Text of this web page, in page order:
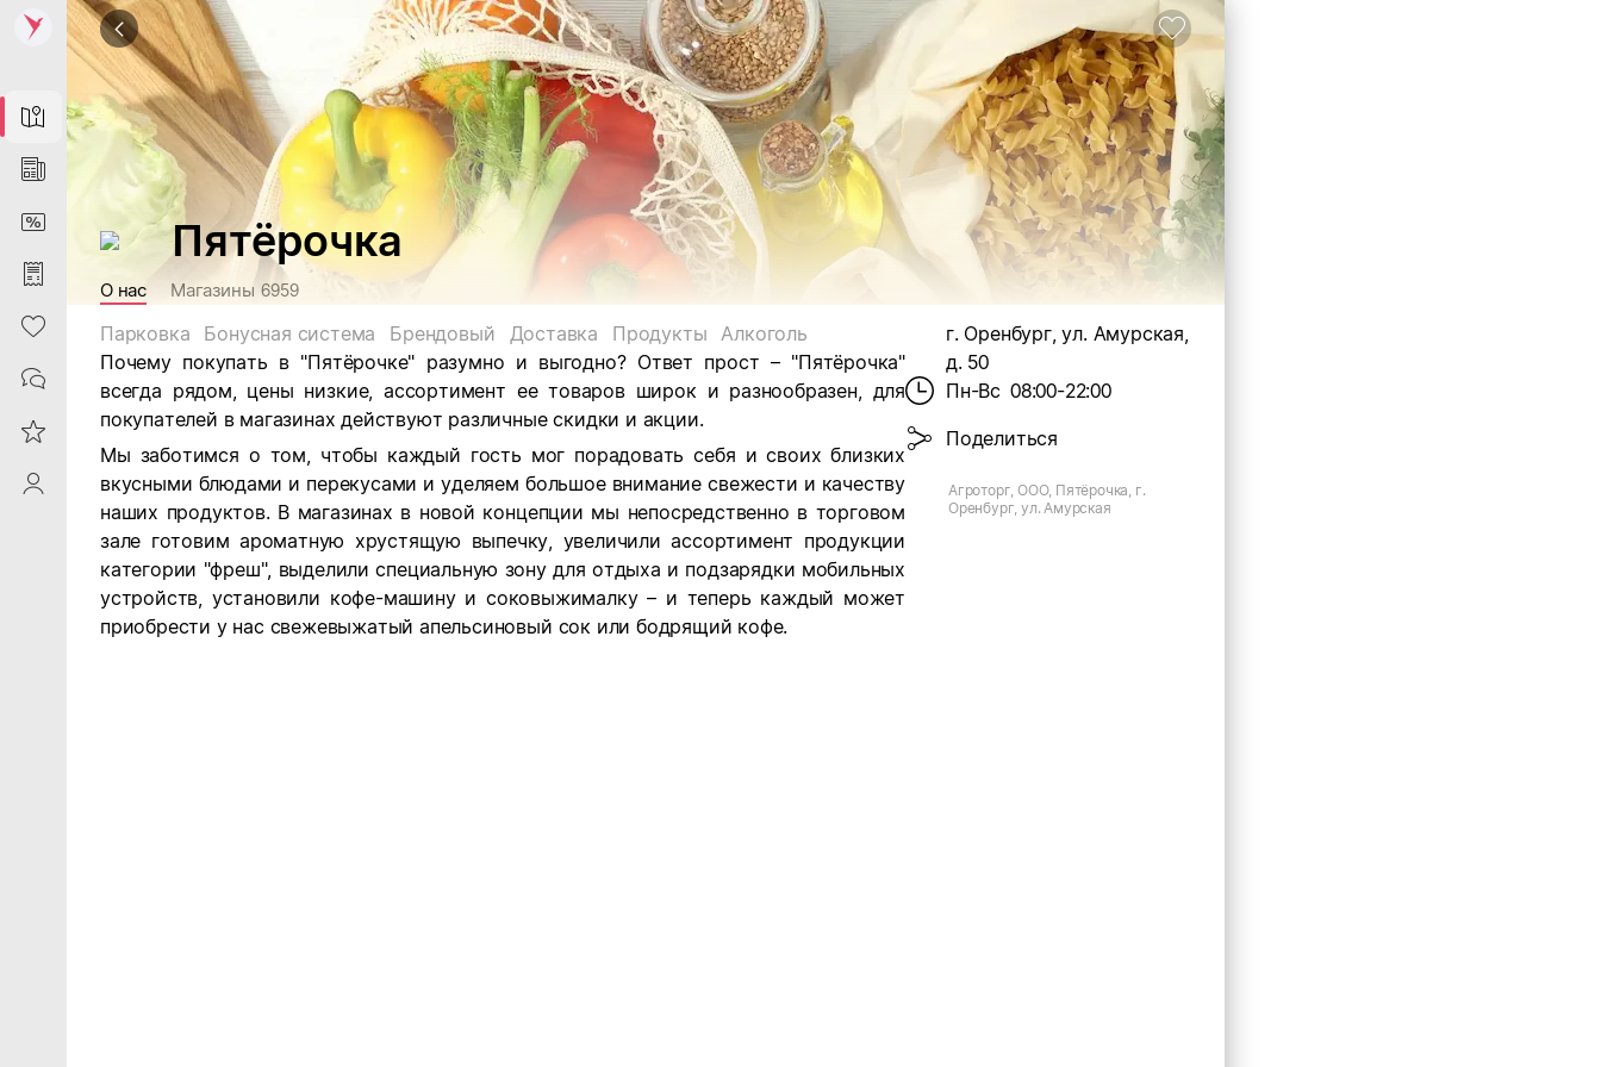
Map
News
DiscountCard
Purchases
Heart
Contacts
Reviews
ProfileSaby
Пятёрочка
О нас Магазины 6959
Парковка Бонусная система Брендовый Доставка Продукты
Алкоголь
Почему покупать в "Пятёрочке" разумно и выгодно? Ответ прост – "Пятёрочка"
всегда рядом, цены низкие, ассортимент ее товаров широк и разнообразен, для
покупателей в магазинах действуют различные скидки и акции.
Мы заботимся о том, чтобы каждый гость мог порадовать себя и своих близких
вкусными блюдами и перекусами и уделяем большое внимание свежести и качеству
наших продуктов. В магазинах в новой концепции мы непосредственно в торговом
зале готовим ароматную хрустящую выпечку, увеличили ассортимент продукции
категории "фреш", выделили специальную зону для отдыха и подзарядки мобильных
устройств, установили кофе-машину и соковыжималку – и теперь каждый может
приобрести у нас свежевыжатый апельсиновый сок или бодрящий кофе.
г. Оренбург, ул. Амурская,
д. 50
Пн-Вс 08:00-22:00
Поделиться
Агроторг, ООО, Пятёрочка, г.
Оренбург, ул. Амурская